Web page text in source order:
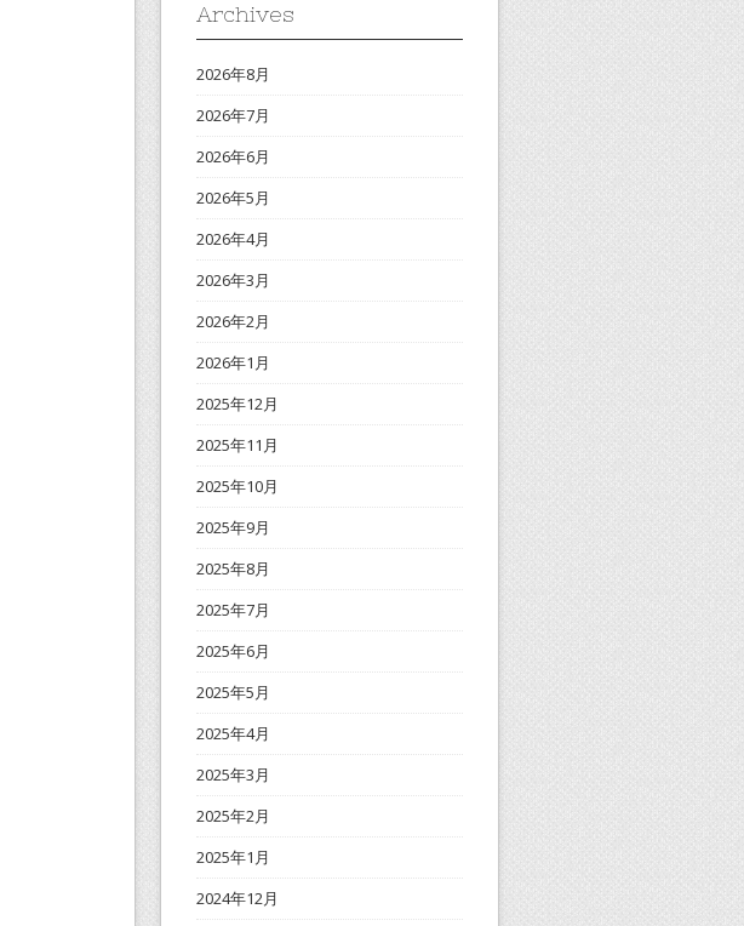
Archives
2026年8月
2026年7月
2026年6月
2026年5月
2026年4月
2026年3月
2026年2月
2026年1月
2025年12月
2025年11月
2025年10月
2025年9月
2025年8月
2025年7月
2025年6月
2025年5月
2025年4月
2025年3月
2025年2月
2025年1月
2024年12月